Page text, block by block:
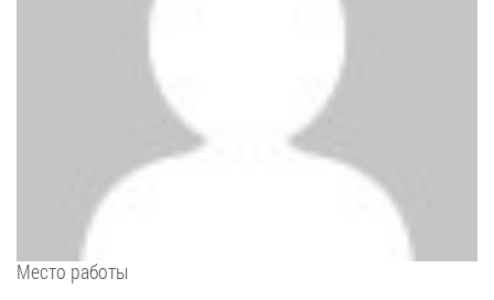
Место работы